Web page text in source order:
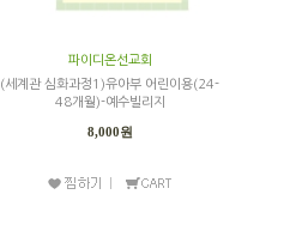
파이디온선교회
(세계관 심화과정1)유아부 어린이용(24-
48개월)-예수빌리지
8,000원